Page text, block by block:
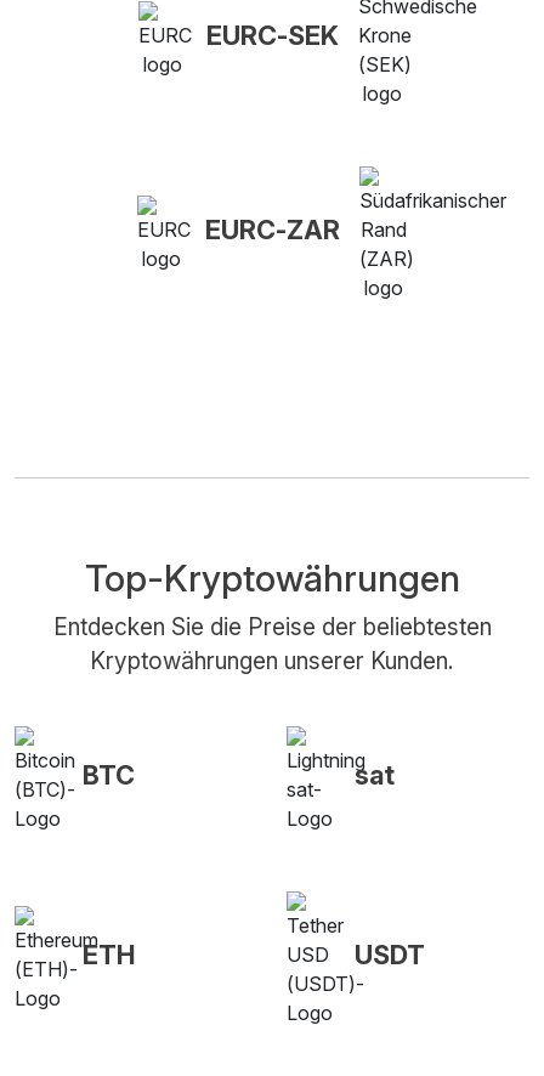
EURC-SEK
EURC-ZAR
Top-Kryptowährungen
Entdecken Sie die Preise der beliebtesten
Kryptowährungen unserer Kunden.
BTC sat
ETH USDT